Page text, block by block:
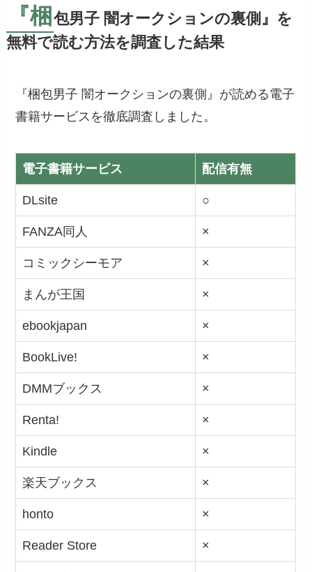
『梱 包男子 闇オークションの裏側』を
無料で読む方法を調査した結果
『梱包男子 闇オークションの裏側』が読める電子
書籍サービスを徹底調査しました。
電子書籍サービス 配信有無
DLsite ○
FANZA同人 ×
コミックシーモア ×
まんが王国 ×
ebookjapan ×
BookLive! ×
DMMブックス ×
Renta! ×
Kindle ×
楽天ブックス ×
honto ×
Reader Store ×